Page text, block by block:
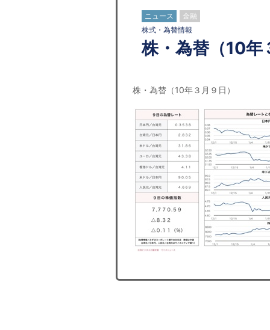
ニュース
金融
株式・為替情報
株・為替（10年
株・為替（10年３月９日）